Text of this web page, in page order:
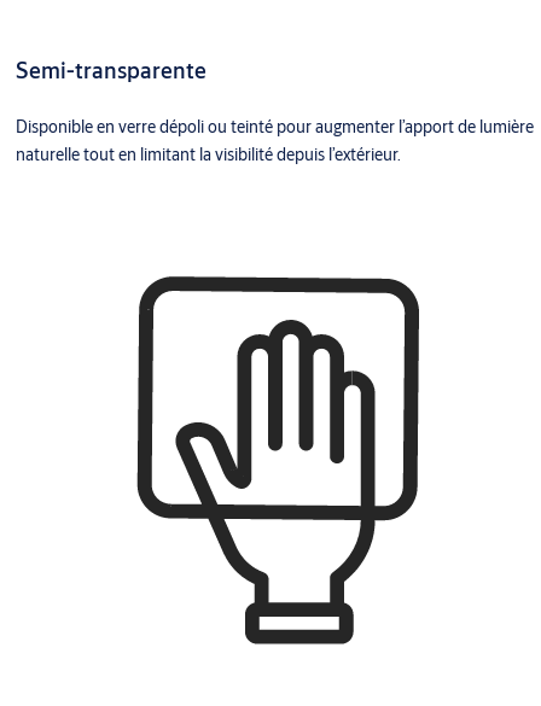
Semi-transparente
Disponible en verre dépoli ou teinté pour augmenter l’apport de lumière
naturelle tout en limitant la visibilité depuis l’extérieur.